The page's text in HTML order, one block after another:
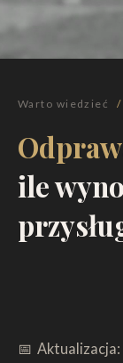
Warto wiedzieć /
ile
📅